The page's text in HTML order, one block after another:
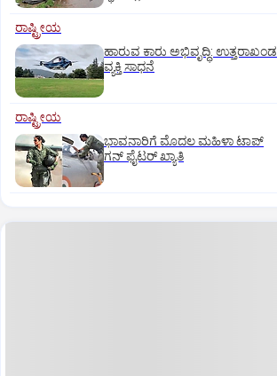
ರಾಷ್ಟ್ರೀಯ
ಹಾರುವ ಕಾರು ಅಭಿವೃದ್ಧಿ: ಉತ್ತರಾಖಂಡ
ವ್ಯಕ್ತಿ ಸಾಧನೆ
ರಾಷ್ಟ್ರೀಯ
ಭಾವನಾರಿಗೆ ಮೊದಲ ಮಹಿಳಾ ಟಾಪ್‌
ಗನ್‌ ಫೈಟರ್‌ ಖ್ಯಾತಿ